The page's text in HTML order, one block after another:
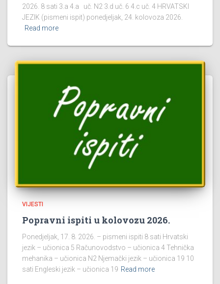
2026. 8 sati 3.a 4.a uč. N2 3.d uč. 6 4.c uč. 4 HRVATSKI
JEZIK (pismeni ispit) ponedjeljak, 24. kolovoza 2026.
Read more
VIJESTI
Popravni ispiti u kolovozu 2026.
Ponedjeljak, 17. 8. 2026. – pismeni ispiti 8 sati Hrvatski
jezik – učionica 5 Računovodstvo – učionica 4 Tehnička
mehanika – učionica N2 Njemački jezik – učionica 19 10
sati Engleski jezik – učionica 19 Read more